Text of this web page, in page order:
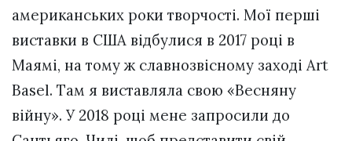
американських роки творчості. Мої перші
виставки в США відбулися в 2017 році в
Маямі, на тому ж славнозвісному заході Art
Basel. Там я виставляла свою «Весняну
війну». У 2018 році мене запросили до